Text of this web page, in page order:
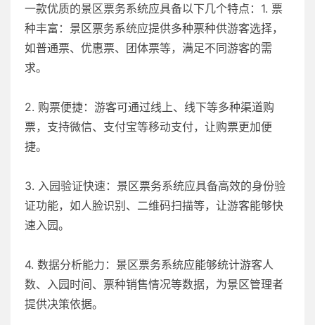
一款优质的景区票务系统应具备以下几个特点：1. 票
种丰富：景区票务系统应提供多种票种供游客选择，
如普通票、优惠票、团体票等，满足不同游客的需
求。
2. 购票便捷：游客可通过线上、线下等多种渠道购
票，支持微信、支付宝等移动支付，让购票更加便
捷。
3. 入园验证快速：景区票务系统应具备高效的身份验
证功能，如人脸识别、二维码扫描等，让游客能够快
速入园。
4. 数据分析能力：景区票务系统应能够统计游客人
数、入园时间、票种销售情况等数据，为景区管理者
提供决策依据。